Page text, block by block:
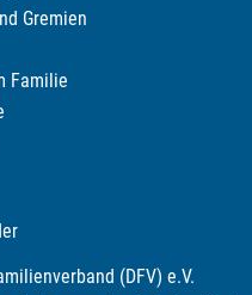
Gremien
Familie
(DFV) e.V.